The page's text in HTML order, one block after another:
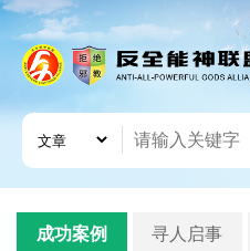
成功案例 寻人启事